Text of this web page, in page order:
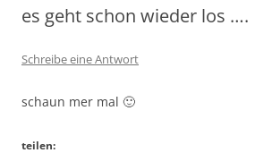
es geht schon wieder los ….
Schreibe eine Antwort
schaun mer mal 🙂
teilen: